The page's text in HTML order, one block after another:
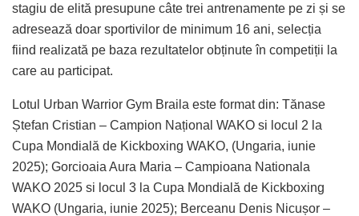
stagiu de elită presupune câte trei antrenamente pe zi și se
adresează doar sportivilor de minimum 16 ani, selecția
fiind realizată pe baza rezultatelor obținute în competiții la
care au participat.
Lotul Urban Warrior Gym Braila este format din: Tănase
Ștefan Cristian – Campion Național WAKO si locul 2 la
Cupa Mondială de Kickboxing WAKO, (Ungaria, iunie
2025); Gorcioaia Aura Maria – Campioana Nationala
WAKO 2025 si locul 3 la Cupa Mondială de Kickboxing
WAKO (Ungaria, iunie 2025); Berceanu Denis Nicușor –